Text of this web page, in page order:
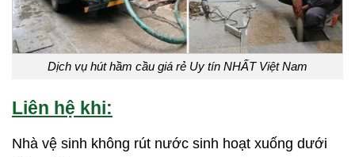
Dịch vụ hút hầm cầu giá rẻ Uy tín NHẤT Việt Nam
Liên hệ khi:
Nhà vệ sinh không rút nước sinh hoạt xuống dưới